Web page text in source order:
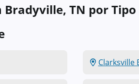
Bradyville, TN por Tipo
Clarksville